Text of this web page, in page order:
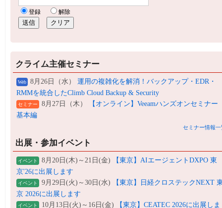
クライム主催セミナー
Web 8月26日（水） 運用の複雑化を解消！バックアップ・EDR・
RMMを統合したClimb Cloud Backup & Security
セミナー 8月27日（木）
【オンライン】Veeamハンズオンセミナー
基本編
セミナー情報一
出展・参加イベント
イベント 8月20日(木)～21日(金)
【東京】AIエージェントDXPO 東
京'26に出展します
イベント 9月29日(火)～30日(水)
【東京】日経クロステックNEXT
京 2026に出展します
イベント 10月13日(火)～16日(金) 【東京】CEATEC 2026に出展しま